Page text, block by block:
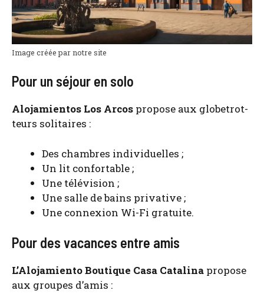
Image créée par notre site
Pour un séjour en solo
Alo­ja­mien­tos Los Arcos pro­pose aux glo­be­trot­
teurs soli­taires :
Des chambres indi­vi­duelles ;
Un lit confor­table ;
Une télé­vi­sion ;
Une salle de bains pri­va­tive ;
Une connexion Wi-Fi gra­tuite.
Pour des vacances entre amis
L’A­lo­ja­mien­to Bou­tique Casa Cata­li­na pro­pose
aux groupes d’amis :